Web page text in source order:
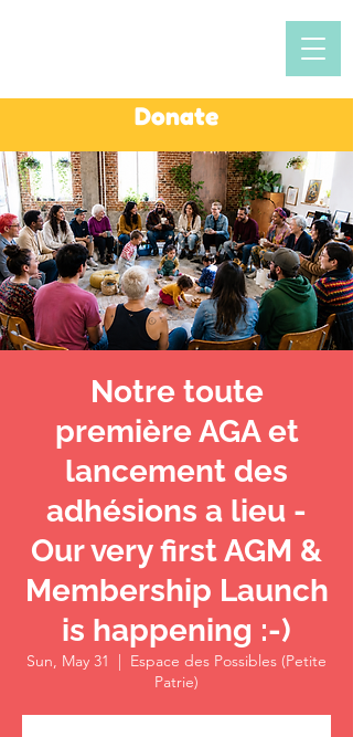
Donate
Notre toute
première AGA et
lancement des
adhésions a lieu -
Our very first AGM &
Membership Launch
is happening :-)
Sun, May 31
  |
Espace des Possibles (Petite
Patrie)